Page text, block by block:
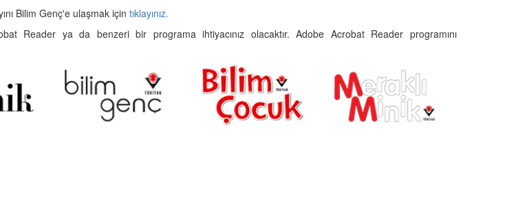
Bilim Genç'e ulaşmak için tıklayınız.
Reader ya da benzeri bir programa ihtiyacınız olacaktır. Adobe Acrobat Reader programını